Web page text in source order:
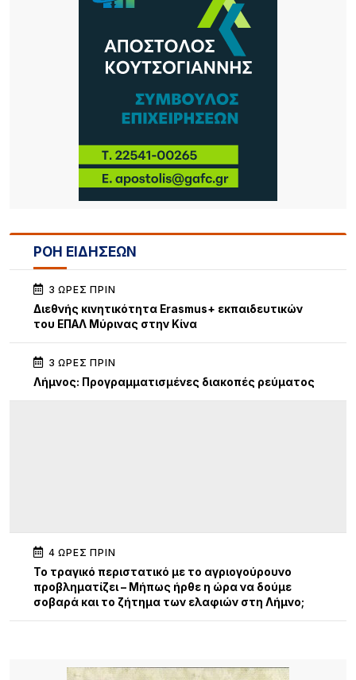
ΡΟΗ ΕΙΔΗΣΕΩΝ
3 ΏΡΕΣ ΠΡΙΝ
Διεθνής κινητικότητα Erasmus+ εκπαιδευτικών
του ΕΠΑΛ Μύρινας στην Κίνα
3 ΏΡΕΣ ΠΡΙΝ
Λήμνος: Προγραμματισμένες διακοπές ρεύματος
4 ΏΡΕΣ ΠΡΙΝ
Το τραγικό περιστατικό με το αγριογούρουνο
προβληματίζει – Μήπως ήρθε η ώρα να δούμε
σοβαρά και το ζήτημα των ελαφιών στη Λήμνο;
διαρρήξεις καταστημάτων μέσα σε μία νύχτα